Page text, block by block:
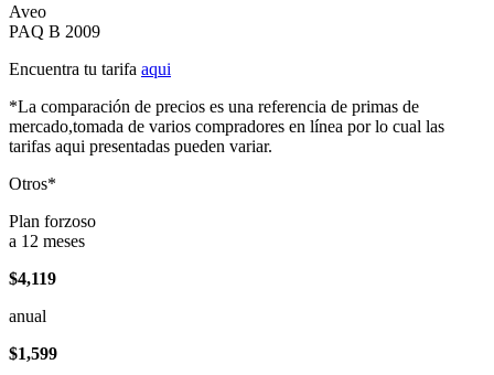
Aveo
PAQ B 2009
Encuentra tu tarifa aqui
*La comparación de precios es una referencia de primas de
mercado,tomada de varios compradores en línea por lo cual las
tarifas aqui presentadas pueden variar.
Otros*
Plan forzoso
a 12 meses
$4,119
anual
$1,599